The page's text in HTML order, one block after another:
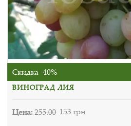
Скидка -40%
ВИНОГРАД ЛИЯ
Цена:255.00 153 грн